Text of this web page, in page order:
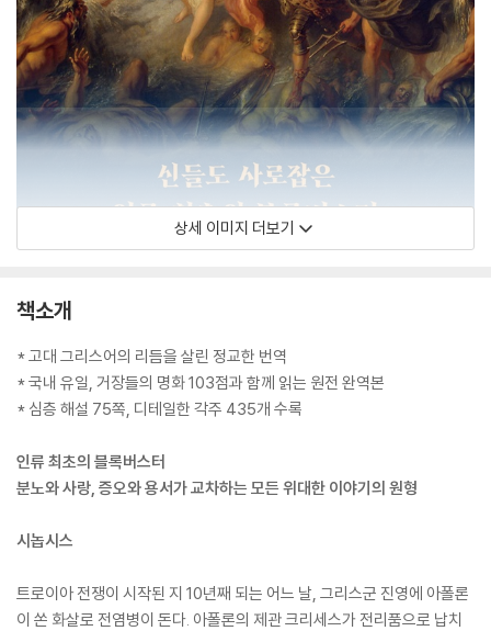
상세 이미지 더보기
책소개
* 고대 그리스어의 리듬을 살린 정교한 번역
* 국내 유일, 거장들의 명화 103점과 함께 읽는 원전 완역본
* 심층 해설 75쪽, 디테일한 각주 435개 수록
인류 최초의 블록버스터
분노와 사랑, 증오와 용서가 교차하는 모든 위대한 이야기의 원형
시놉시스
트로이아 전쟁이 시작된 지 10년째 되는 어느 날, 그리스군 진영에 아폴론
이 쏜 화살로 전염병이 돈다. 아폴론의 제관 크리세스가 전리품으로 납치